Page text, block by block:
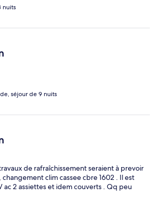
nuits
séjour de 9 nuits
de rafraîchissement seraient à prevoir
clim cassee cbre 1602 . Il est
ac 2 assiettes et idem couverts . Qq peu